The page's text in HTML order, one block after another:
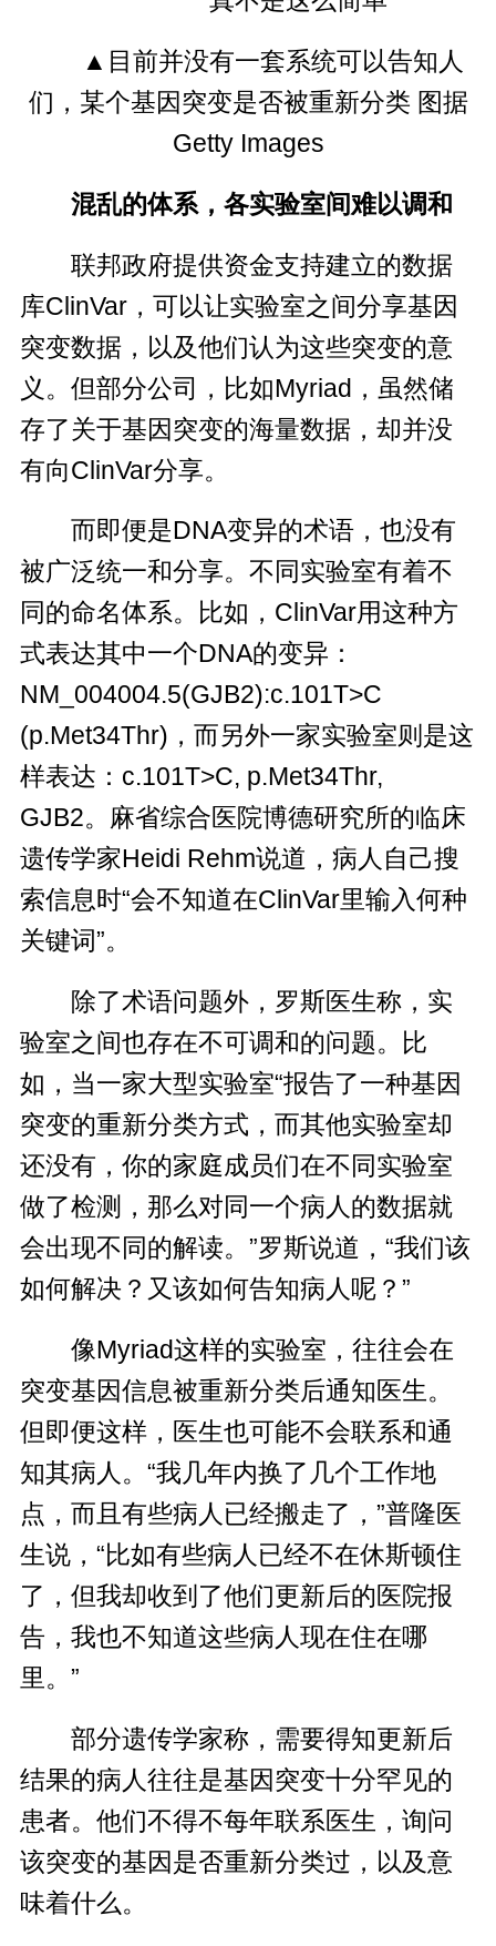
▲目前并没有一套系统可以告知人
们，某个基因突变是否被重新分类 图据
Getty Images
混乱的体系，各实验室间难以调和
联邦政府提供资金支持建立的数据
库ClinVar，可以让实验室之间分享基因
突变数据，以及他们认为这些突变的意
义。但部分公司，比如Myriad，虽然储
存了关于基因突变的海量数据，却并没
有向ClinVar分享。
而即便是DNA变异的术语，也没有
被广泛统一和分享。不同实验室有着不
同的命名体系。比如，ClinVar用这种方
式表达其中一个DNA的变异：
NM_004004.5(GJB2):c.101T>C
(p.Met34Thr)，而另外一家实验室则是这
样表达：c.101T>C, p.Met34Thr,
GJB2。麻省综合医院博德研究所的临床
遗传学家Heidi Rehm说道，病人自己搜
索信息时“会不知道在ClinVar里输入何种
关键词”。
除了术语问题外，罗斯医生称，实
验室之间也存在不可调和的问题。比
如，当一家大型实验室“报告了一种基因
突变的重新分类方式，而其他实验室却
还没有，你的家庭成员们在不同实验室
做了检测，那么对同一个病人的数据就
会出现不同的解读。”罗斯说道，“我们该
如何解决？又该如何告知病人呢？”
像Myriad这样的实验室，往往会在
突变基因信息被重新分类后通知医生。
但即便这样，医生也可能不会联系和通
知其病人。“我几年内换了几个工作地
点，而且有些病人已经搬走了，”普隆医
生说，“比如有些病人已经不在休斯顿住
了，但我却收到了他们更新后的医院报
告，我也不知道这些病人现在住在哪
里。”
部分遗传学家称，需要得知更新后
结果的病人往往是基因突变十分罕见的
患者。他们不得不每年联系医生，询问
该突变的基因是否重新分类过，以及意
味着什么。